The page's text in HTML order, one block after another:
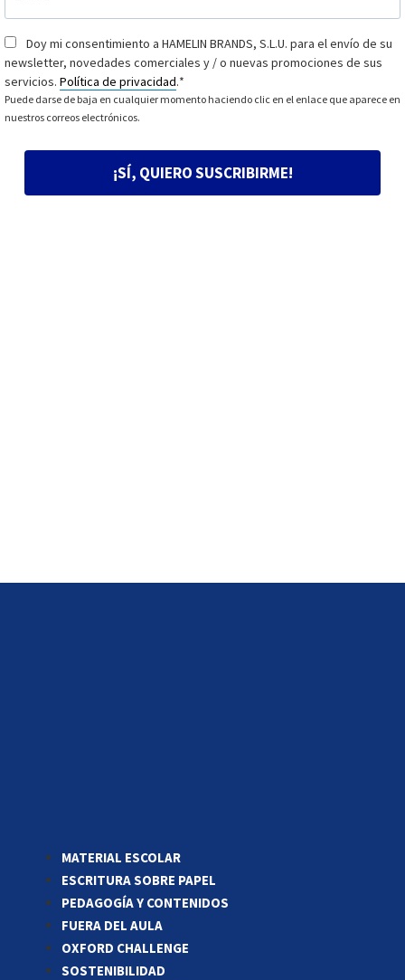
Consentimiento*
Doy mi consentimiento a HAMELIN BRANDS, S.L.U. para el envío de su
newsletter, novedades comerciales y / o nuevas promociones de sus
servicios. Política de privacidad.*
Puede darse de baja en cualquier momento haciendo clic en el enlace que aparece en
nuestros correos electrónicos.
MATERIAL ESCOLAR
ESCRITURA SOBRE PAPEL
PEDAGOGÍA Y CONTENIDOS
FUERA DEL AULA
OXFORD CHALLENGE
SOSTENIBILIDAD